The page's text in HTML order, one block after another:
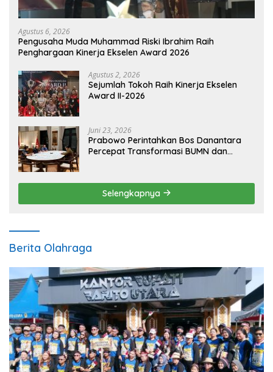
Agustus 6, 2026
Pengusaha Muda Muhammad Riski Ibrahim Raih
Penghargaan Kinerja Ekselen Award 2026
Agustus 2, 2026
Sejumlah Tokoh Raih Kinerja Ekselen
Award II-2026
Juni 23, 2026
Prabowo Perintahkan Bos Danantara
Percepat Transformasi BUMN dan
Selengkapnya
Berita Olahraga